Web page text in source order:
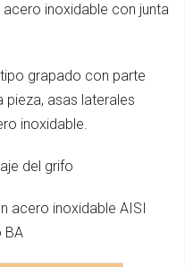
inoxidable con junta
grapado con parte
pieza, asas laterales
inoxidable.
del grifo
acero inoxidable AISI
BA